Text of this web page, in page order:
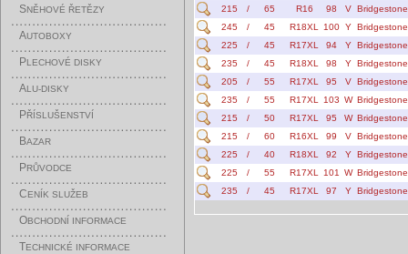
SNĚHOVÉ ŘETĚZY
AUTOBOXY
PLECHOVÉ DISKY
ALU-DISKY
PŘÍSLUŠENSTVÍ
BAZAR
PRŮVODCE
CENÍK SLUŽEB
OBCHODNÍ INFORMACE
TECHNICKÉ INFORMACE
215
/ 65 R16 98 V
Bridgestone
245
/ 45 R18XL 100 Y
Bridgestone
225
/ 45 R17XL 94 Y
Bridgestone
235
/ 45 R18XL 98 Y
Bridgestone
205
/ 55 R17XL 95 V
Bridgestone
235
/ 55 R17XL 103 W Bridgestone
215
/ 50 R17XL 95 W Bridgestone
215
/ 60 R16XL 99 V
Bridgestone
225
/ 40 R18XL 92 Y
Bridgestone
225
/ 55 R17XL 101 W Bridgestone
235
/ 45 R17XL 97 Y Bridgestone